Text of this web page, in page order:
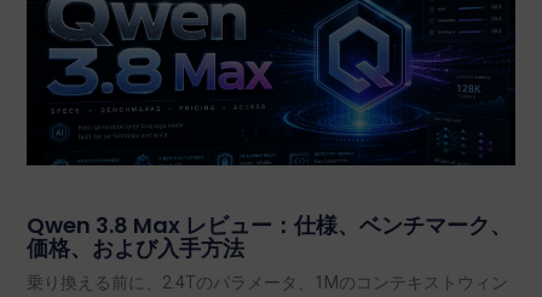
Qwen 3.8 Max レビュー：仕様、ベンチマーク、
価格、および入手方法
乗り換える前に、2.4Tのパラメータ、1Mのコンテキストウィン